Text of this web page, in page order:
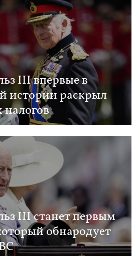
ІІІ впервые в
истории раскрыл
налогов
III станет первым
обнародует